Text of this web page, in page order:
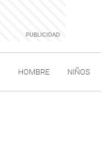
HOMBRE NIÑOS